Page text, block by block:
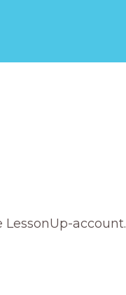
account.